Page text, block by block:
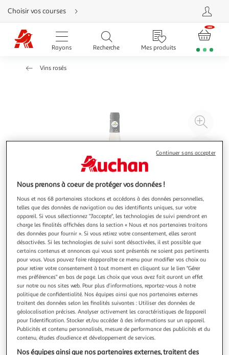
Aller
directement
au
contenu
Aller
directement
Aller
d'aide
Choisir vos courses
Rayons Recherche Mes produits
Vins rosés
à
Illustration
précédente
Illustration
suivante
AOP Languedoc Montpeyroux Cuvée Or rosé
CÉPAGE(S)Syrah, Grenache, CinsaultVIGNOBLEC’est au
cœur de la vallée de l’Hérault que commence l’ascension
des vignobles deMontpeyroux situés entre 140 et 280m
d'altitude.TYPE DE SOLTerrasses calcaires
alluvionnaires.VINIFICATIONVendanges nocturnes à la
fraîcheur des nuits de fin d’été. Vignes à ple
En savoir +
75cl
Vous voulez connaître le prix de ce produit ?
Nous prenons à coeur de protéger vos données !
Nous et nos 68 partenaires stockons et accédons à des données personnelles,
telles que des données de navigation ou des identifiants uniques, sur votre
appareil. Si vous sélectionnez "J'accepte", les technologies de suivi prendront en
charge les finalités affichées dans la section « Nous et nos partenaires traitons
des données pour fournir ». Si vous retirez votre consentement, elles seront
désactivées. Si les technologies de suivi sont désactivées, il est possible que
certains contenus et annonces qui vous sont présentés ne soient pas pertinents
pour vous. Vous pouvez faire réapparaître ce menu pour modifier vos choix ou
pour retirer votre consentement à tout moment en cliquant sur le lien "Gérer
mes préférences" en bas de page. Les choix que vous avez fait auront un effet
sur notre ou nos sites web. Pour plus d’informations, reportez-vous à notre
politique de confidentialité. Nos équipes ainsi que nos partenaires externes
traitent des données selon les finalités suivantes : Utiliser des données de
géolocalisation précises. Analyser activement les caractéristiques de l’appareil
pour l’identification. Stocker et/ou accéder à des informations sur un appareil.
Publicités et contenu personnalisés, mesure de performance des publicités et du
contenu, études d’audience et développement de services.
Nos équipes ainsi que nos partenaires externes, traitent des
Continuer sans accepter